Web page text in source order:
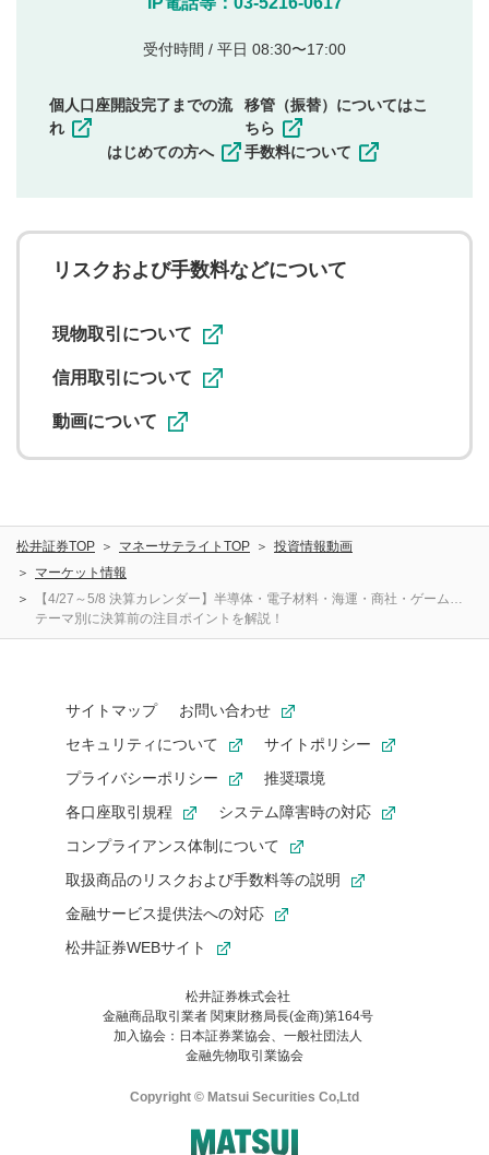
他者の権利（商標、著作権、その他の知的財産
その他当社が不適切と判断した投稿
一度投稿した評価およびコメントの変更・削除はできま
に関する著作者人格権を行使しないことに同意します。利
用者が投稿したコメントは、当社サービスの広告・宣伝、
ることがあります。
受付時間 / 平日 08:30〜17:00
個人口座開設完了までの流
れ
はじめての方へ
移管（振替）についてはこ
ちら
手数料について
リスクおよび手数料などについて
現物取引について
信用取引について
動画について
松井証券TOP マネーサテライトTOP
投資情報動画
マーケット情報
【4/27～5/8 決算カレンダー】半導体・電子材料・海運・商社・ゲーム…
テーマ別に決算前の注目ポイントを解説！
サイトマップ
お問い合わせ
セキュリティについて
サイトポリシー
プライバシーポリシー
推奨環境
各口座取引規程
システム障害時の対応
コンプライアンス体制について
取扱商品のリスクおよび手数料等の説明
金融サービス提供法への対応
松井証券WEBサイト
松井証券株式会社
金融商品取引業者 関東財務局長(金商)第164号
加入協会：日本証券業協会、一般社団法人
金融先物取引業協会
Copyright © Matsui Securities Co,Ltd
お気に入り機能は松井証券の会員限定の機能です。
お気に入り登録いただくと、後からいつでもお気に入りのコンテ
ンツを一覧でご確認いただけます。
ご利用いただくには口座開設が必要です。
はご利用の端末で一度ログインしてください。